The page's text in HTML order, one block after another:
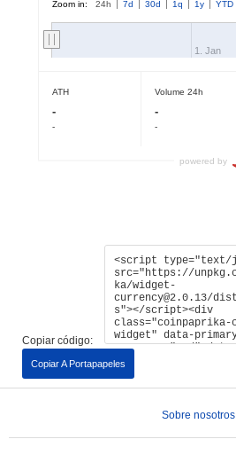
Copiar código:
Copiar A Portapapeles
Sobre nosotros